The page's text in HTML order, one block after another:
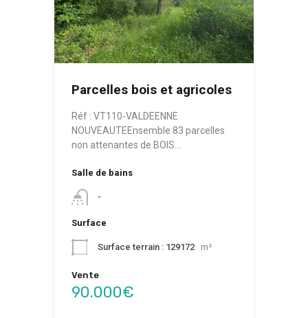
Parcelles bois et agricoles
Réf : VT110-VALDEENNE
NOUVEAUTEEnsemble 83 parcelles
non attenantes de BOIS…
Salle de bains
-
Surface
Surface terrain : 129172 m²
Vente
90.000€